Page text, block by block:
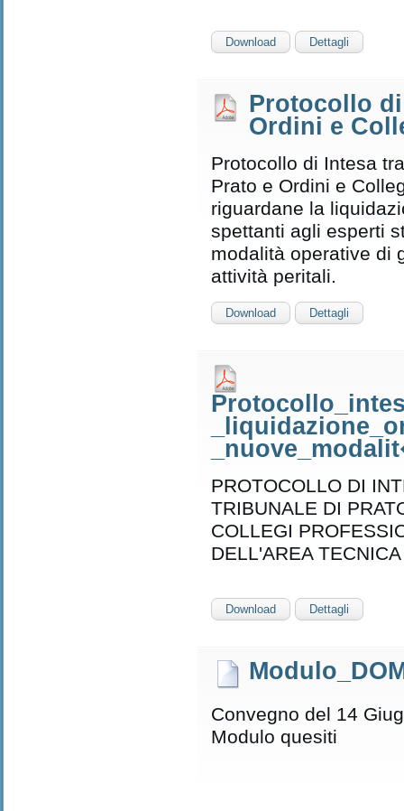
Download Dettagli
Protocollo
Ordini e
Protocollo di Intesa
Prato e Ordini e
riguardane la
spettanti agli esperti
modalità operative di
attività peritali.
Download Dettagli
PROTOCOLLO DI
TRIBUNALE DI
COLLEGI
DELL'AREA TECNICA
Download Dettagli
Convegno del 14
Modulo quesiti